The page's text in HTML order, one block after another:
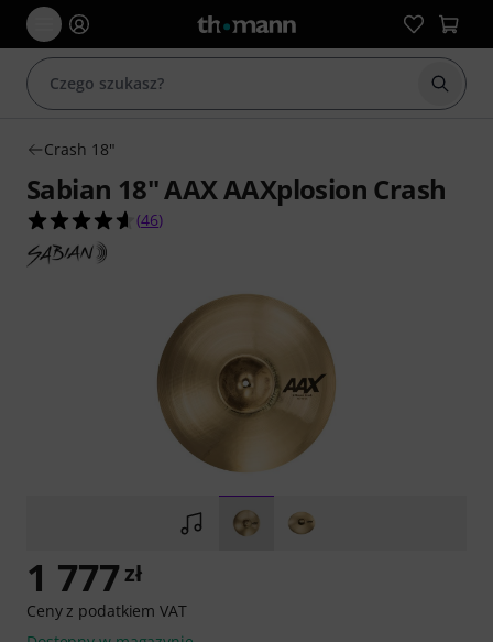
Crash 18"
Sabian 18" AAX AAXplosion Crash
4.6 na 5 gwiazdek z 46 ocen klientów
(46)
1 777zł
Ceny z podatkiem VAT